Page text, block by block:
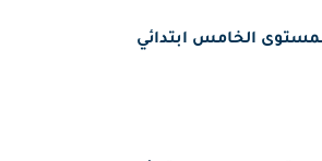
الخامس ابتدائي